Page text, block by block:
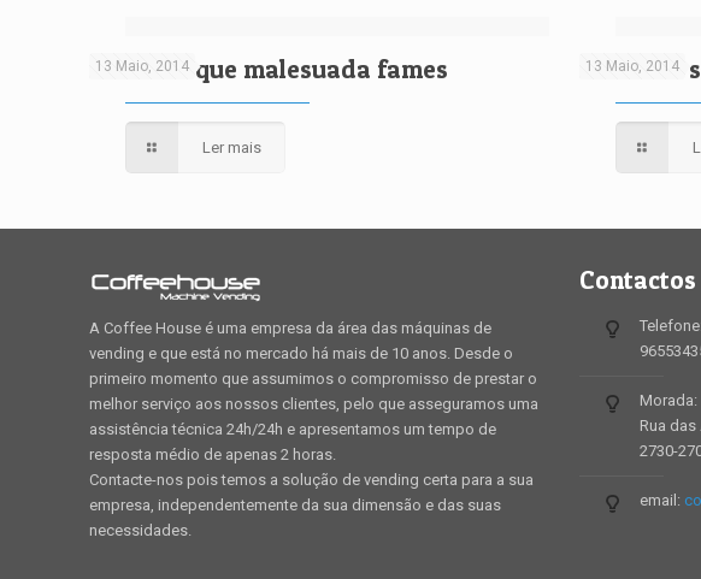
13 Maio, 2014
Pellentesque malesuada fames
Ler mais
13 Maio, 2014
Proin dui
A Coffee House é uma empresa da área das máquinas de
vending e que está no mercado há mais de 10 anos. Desde o
primeiro momento que assumimos o compromisso de prestar o
melhor serviço aos nossos clientes, pelo que asseguramos uma
assistência técnica 24h/24h e apresentamos um tempo de
resposta médio de apenas 2 horas.
Contacte-nos pois temos a solução de vending certa para a sua
empresa, independentemente da sua dimensão e das suas
necessidades.
Contactos
Telefone:
Morada:
Rua das
2730-
email: